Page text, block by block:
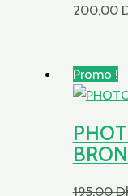
200,00
Promo !
195,00